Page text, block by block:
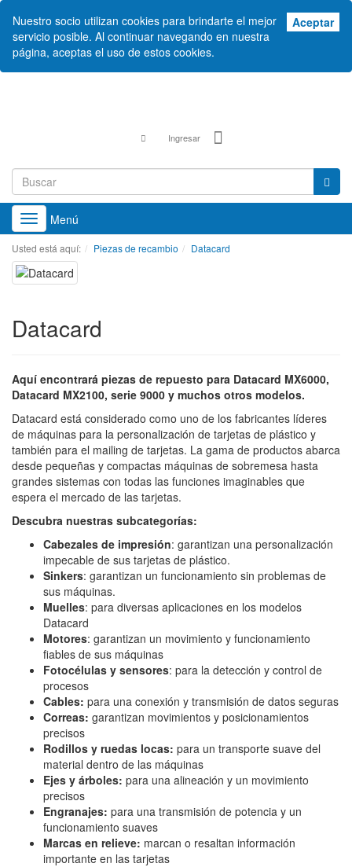
Aceptar
Nuestro socio utilizan cookies para brindarte el mejor
servicio posible. Al continuar navegando en nuestra
página, aceptas el uso de estos cookies.
Ingresar
Toggle
navigation
Menú
Usted está aquí: Piezas de recambio Datacard
Datacard
Aquí encontrará piezas de repuesto para Datacard MX6000,
Datacard MX2100, serie 9000 y muchos otros modelos.
Datacard está considerado como uno de los fabricantes líderes
de máquinas para la personalización de tarjetas de plástico y
también para el mailing de tarjetas. La gama de productos abarca
desde pequeñas y compactas máquinas de sobremesa hasta
grandes sistemas con todas las funciones imaginables que
espera el mercado de las tarjetas.
Descubra nuestras subcategorías:
Cabezales de impresión: garantizan una personalización
impecable de sus tarjetas de plástico.
Sinkers: garantizan un funcionamiento sin problemas de
sus máquinas.
Muelles: para diversas aplicaciones en los modelos
Datacard
Motores: garantizan un movimiento y funcionamiento
fiables de sus máquinas
Fotocélulas y sensores: para la detección y control de
procesos
Cables: para una conexión y transmisión de datos seguras
Correas: garantizan movimientos y posicionamientos
precisos
Rodillos y ruedas locas: para un transporte suave del
material dentro de las máquinas
Ejes y árboles: para una alineación y un movimiento
precisos
Engranajes: para una transmisión de potencia y un
funcionamiento suaves
Marcas en relieve: marcan o resaltan información
importante en las tarjetas